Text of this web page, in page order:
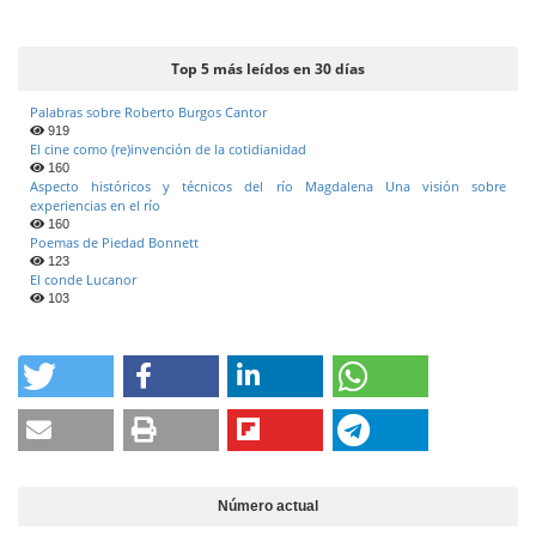
Top 5 más leídos en 30 días
Palabras sobre Roberto Burgos Cantor
919
El cine como (re)invención de la cotidianidad
160
Aspecto históricos y técnicos del río Magdalena Una visión sobre
experiencias en el río
160
Poemas de Piedad Bonnett
123
El conde Lucanor
103
Número actual